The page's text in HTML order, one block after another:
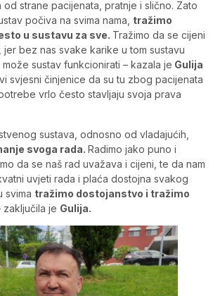
od strane pacijenata, pratnje i slično. Zato
počiva na svima nama, tražimo
u sustavu za sve. Tražimo da se cijeni
jer bez nas svake karike u tom sustavu
sustav funkcionirati – kazala je Gulija
svjesni činjenice da su tu zbog pacijenata
vrlo često stavljaju svoja prava
sustava, odnosno od vladajućih,
svoga rada. Radimo jako puno i
da se naš rad uvažava i cijeni, te da nam
uvjeti rada i plaća dostojna svakog
svima tražimo dostojanstvo i tražimo
zaključila je Gulija.